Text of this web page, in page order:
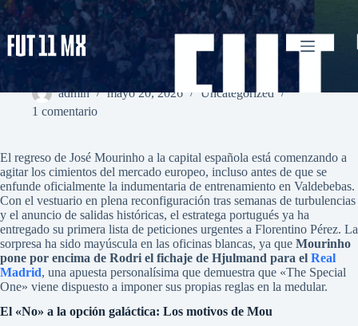
Saltar
al
contenido
Mourinho pone por encima de Rodri el fichaje de Hjulmand
para el Real Madrid
admin mayo 20, 2026
Uncategorized
1 comentario
El regreso de José Mourinho a la capital española está comenzando a
agitar los cimientos del mercado europeo, incluso antes de que se
enfunde oficialmente la indumentaria de entrenamiento en Valdebebas.
Con el vestuario en plena reconfiguración tras semanas de turbulencias
y el anuncio de salidas históricas, el estratega portugués ya ha
entregado su primera lista de peticiones urgentes a Florentino Pérez. La
sorpresa ha sido mayúscula en las oficinas blancas, ya que Mourinho
pone por encima de Rodri el fichaje de Hjulmand para el Real
Madrid, una apuesta personalísima que demuestra que «The Special
One» viene dispuesto a imponer sus propias reglas en la medular.
El «No» a la opción galáctica: Los motivos de Mou